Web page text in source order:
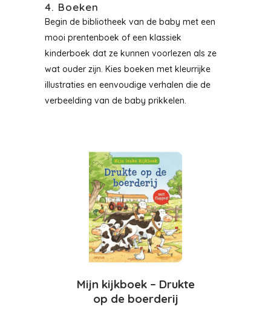
4. Boeken
Begin de bibliotheek van de baby met een
mooi prentenboek of een klassiek
kinderboek dat ze kunnen voorlezen als ze
wat ouder zijn. Kies boeken met kleurrijke
illustraties en eenvoudige verhalen die de
verbeelding van de baby prikkelen.
Mijn kijkboek – Drukte
op de boerderij